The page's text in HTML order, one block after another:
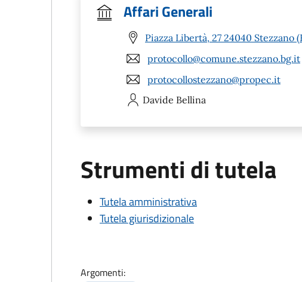
Affari Generali
Piazza Libertà, 27 24040 Stezzano
protocollo@comune.stezzano.bg.it
protocollostezzano@propec.it
Davide Bellina
Strumenti di tutela
Tutela amministrativa
Tutela giurisdizionale
Argomenti: